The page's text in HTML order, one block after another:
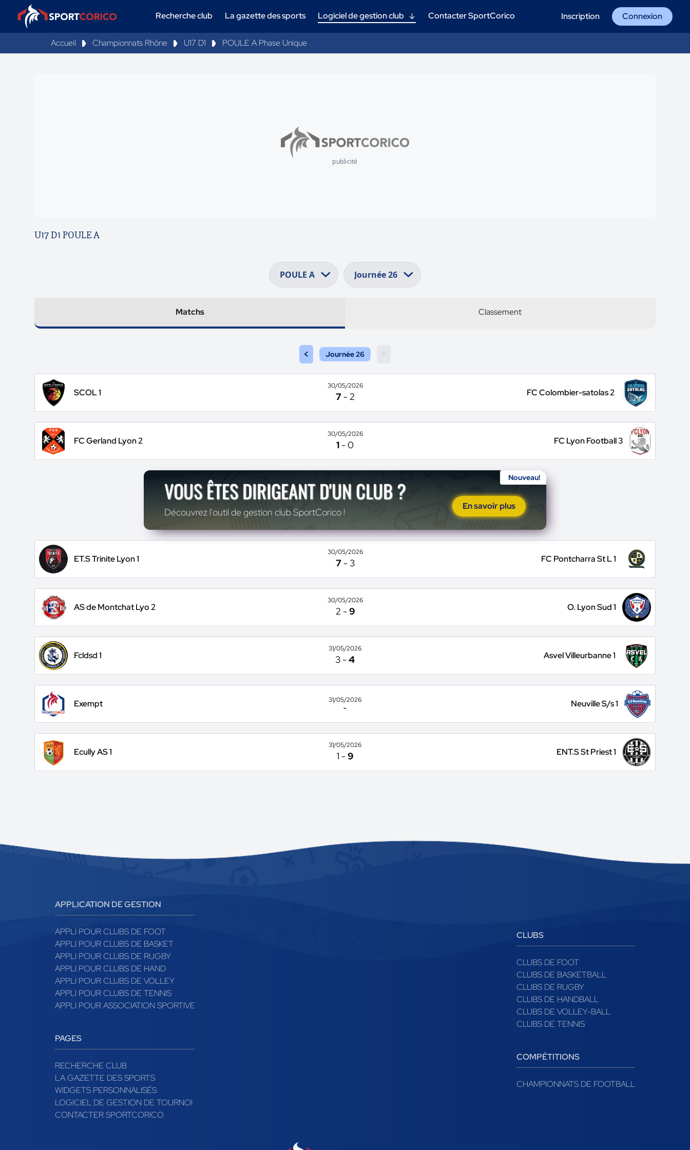
Recherche club La gazette des sports Logiciel de gestion club Contacter SportCorico Inscription Connexion
Accueil Championnats Rhône U17 D1 POULE A Phase Unique
publicité
U17 D1 POULE A
Matchs Classement
< Journée 26
SCOL 1
30/05/2026
7 -2 FC Colombier-satolas 2
FC Gerland Lyon 2
30/05/2026
1 -0 FC Lyon Football 3
Nouveau!
VOUS ÊTES DIRIGEANT D'UN CLUB ?
Découvrez l'outil de gestion club SportCorico !
En savoir plus
ET.S Trinite Lyon 1
30/05/2026
7 - 3 FC Pontcharra St L 1
AS de Montchat Lyo 2
30/05/2026
2 -9 O. Lyon Sud 1
Fcldsd 1
31/05/2026
3 -4 Asvel Villeurbanne 1
Exempt
31/05/2026
-
Neuville S/s 1
Ecully AS 1
31/05/2026
1 -9 ENT.S St Priest 1
APPLICATION DE GESTION
APPLI POUR CLUBS DE FOOT
APPLI POUR CLUBS DE BASKET
APPLI POUR CLUBS DE RUGBY
APPLI POUR CLUBS DE HAND
APPLI POUR CLUBS DE VOLLEY
APPLI POUR CLUBS DE TENNIS
APPLI POUR ASSOCIATION SPORTIVE
PAGES
RECHERCHE CLUB
LA GAZETTE DES SPORTS
WIDGETS PERSONNALISÉS
LOGICIEL DE GESTION DE TOURNOI
CONTACTER SPORTCORICO
CLUBS
CLUBS DE FOOT
CLUBS DE BASKETBALL
CLUBS DE RUGBY
CLUBS DE HANDBALL
CLUBS DE VOLLEY-BALL
CLUBS DE TENNIS
COMPÉTITIONS
CHAMPIONNATS DE FOOTBALL